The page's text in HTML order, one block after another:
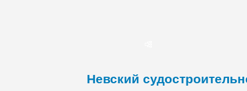
Невский